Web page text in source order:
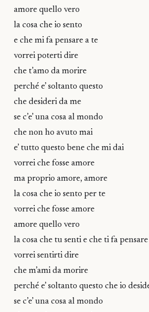
amore quello vero
la cosa che io sento
e che mi fa pensare a te
vorrei poterti dire
che t’amo da morire
perché e’ soltanto questo
che desideri da me
se c’e’ una cosa al mondo
che non ho avuto mai
e’ tutto questo bene che mi dai
vorrei che fosse amore
ma proprio amore, amore
la cosa che io sento per te
vorrei che fosse amore
amore quello vero
la cosa che tu senti e che ti fa
vorrei sentirti dire
che m’ami da morire
perché e’ soltanto questo che io
se c’e’ una cosa al mondo